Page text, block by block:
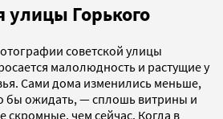
улицы Горького
советской улицы
малолюдность и растущие у
Сами дома изменились меньше,
бы ожидать, — сплошь витрины и
скромные, чем сейчас. Когда в